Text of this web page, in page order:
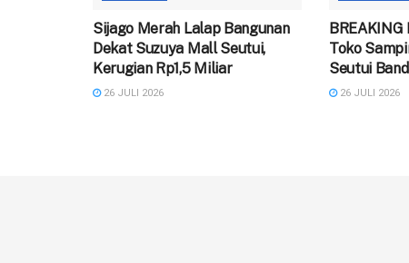
Sijago Merah Lalap Bangunan
Dekat Suzuya Mall Seutui,
Kerugian Rp1,5 Miliar
26 JULI 2026
BREAKING
Toko
Seutui
26 JULI 2026